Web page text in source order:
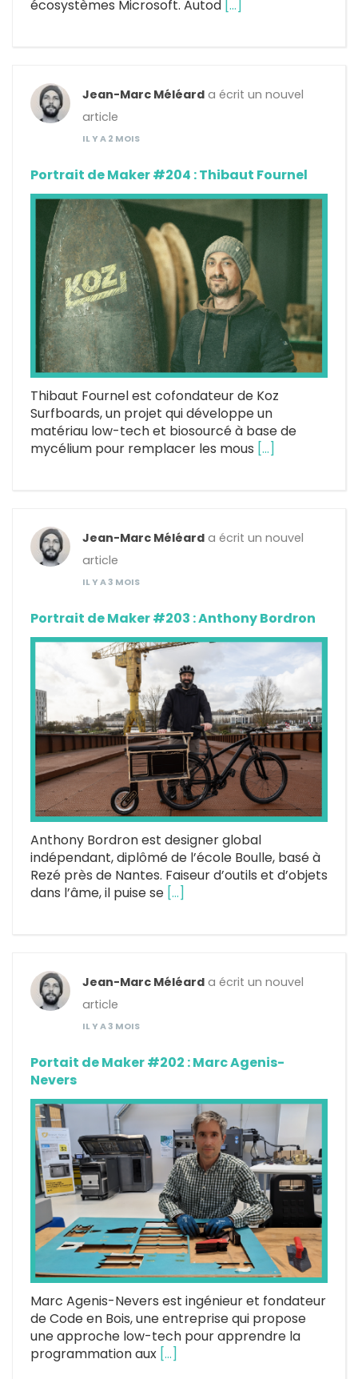
écosystèmes Microsoft. Autod […]
Jean-Marc Méléard a écrit un nouvel
article
IL Y A 2 MOIS
Portrait de Maker #204 : Thibaut Fournel
Thibaut Fournel est cofondateur de Koz
Surfboards, un projet qui développe un
matériau low-tech et biosourcé à base de
mycélium pour remplacer les mous […]
Jean-Marc Méléard a écrit un nouvel
article
IL Y A 3 MOIS
Portrait de Maker #203 : Anthony Bordron
Anthony Bordron est designer global
indépendant, diplômé de l’école Boulle, basé à
Rezé près de Nantes. Faiseur d’outils et d’objets
dans l’âme, il puise se […]
Jean-Marc Méléard a écrit un nouvel
article
IL Y A 3 MOIS
Portait de Maker #202 : Marc Agenis-
Nevers
Marc Agenis-Nevers est ingénieur et fondateur
de Code en Bois, une entreprise qui propose
une approche low-tech pour apprendre la
programmation aux […]